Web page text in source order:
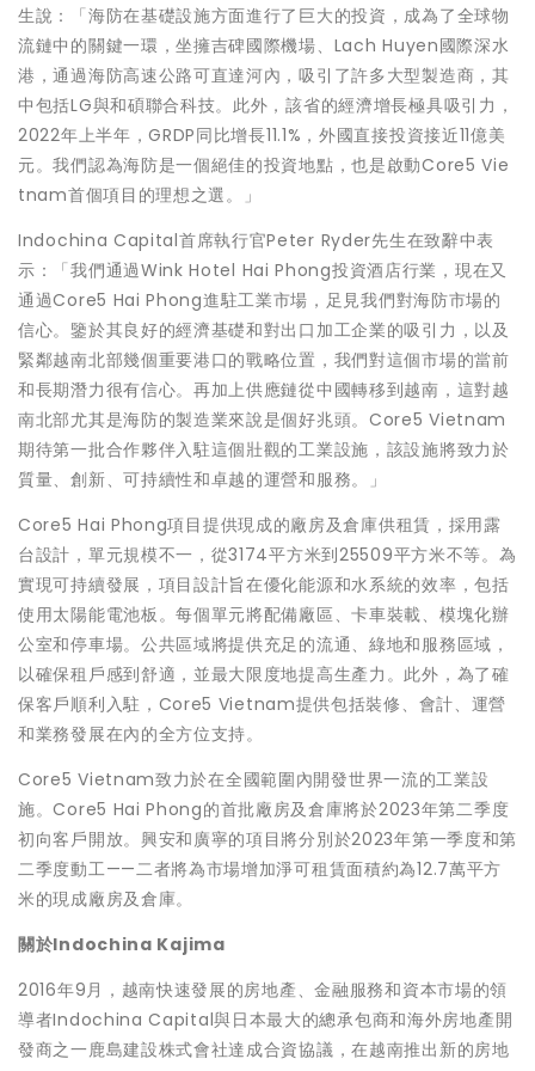
生說：「海防在基礎設施方面進行了巨大的投資，成為了全球物
流鏈中的關鍵一環，坐擁吉碑國際機場、Lach Huyen國際深水
港，通過海防高速公路可直達河內，吸引了許多大型製造商，其
中包括LG與和碩聯合科技。此外，該省的經濟增長極具吸引力，
2022年上半年，GRDP同比增長11.1%，外國直接投資接近11億美
元。我們認為海防是一個絕佳的投資地點，也是啟動Core5 Vie
tnam首個項目的理想之選。」
Indochina Capital首席執行官Peter Ryder先生在致辭中表
示：「我們通過Wink Hotel Hai Phong投資酒店行業，現在又
通過Core5 Hai Phong進駐工業市場，足見我們對海防市場的
信心。鑒於其良好的經濟基礎和對出口加工企業的吸引力，以及
緊鄰越南北部幾個重要港口的戰略位置，我們對這個市場的當前
和長期潛力很有信心。再加上供應鏈從中國轉移到越南，這對越
南北部尤其是海防的製造業來說是個好兆頭。Core5 Vietnam
期待第一批合作夥伴入駐這個壯觀的工業設施，該設施將致力於
質量、創新、可持續性和卓越的運營和服務。」
Core5 Hai Phong項目提供現成的廠房及倉庫供租賃，採用露
台設計，單元規模不一，從3174平方米到25509平方米不等。為
實現可持續發展，項目設計旨在優化能源和水系統的效率，包括
使用太陽能電池板。每個單元將配備廠區、卡車裝載、模塊化辦
公室和停車場。公共區域將提供充足的流通、綠地和服務區域，
以確保租戶感到舒適，並最大限度地提高生產力。此外，為了確
保客戶順利入駐，Core5 Vietnam提供包括裝修、會計、運營
和業務發展在內的全方位支持。
Core5 Vietnam致力於在全國範圍內開發世界一流的工業設
施。Core5 Hai Phong的首批廠房及倉庫將於2023年第二季度
初向客戶開放。興安和廣寧的項目將分別於2023年第一季度和第
二季度動工——二者將為市場增加淨可租賃面積約為12.7萬平方
米的現成廠房及倉庫。
關於Indochina Kajima
2016年9月，越南快速發展的房地產、金融服務和資本市場的領
導者Indochina Capital與日本最大的總承包商和海外房地產開
發商之一鹿島建設株式會社達成合資協議，在越南推出新的房地